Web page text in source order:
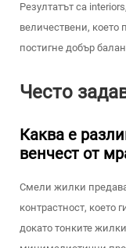
Резултатът са
величествени, което
постигне добър
Често
Каква е
венчест от
Смели жилки
контрастност, което
докато тонките